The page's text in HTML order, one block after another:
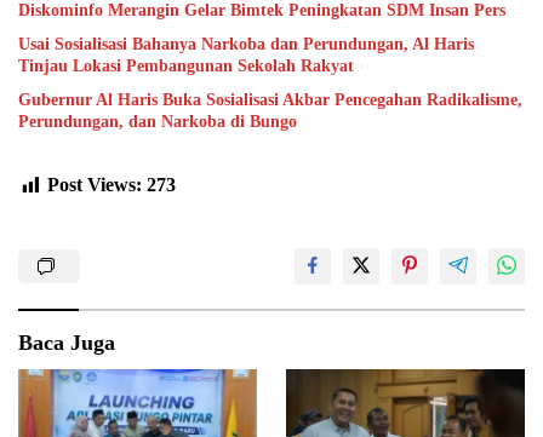
Diskominfo Merangin Gelar Bimtek Peningkatan SDM Insan Pers
Usai Sosialisasi Bahanya Narkoba dan Perundungan, Al Haris
Tinjau Lokasi Pembangunan Sekolah Rakyat
Gubernur Al Haris Buka Sosialisasi Akbar Pencegahan Radikalisme,
Perundungan, dan Narkoba di Bungo
Post Views: 273
Baca Juga